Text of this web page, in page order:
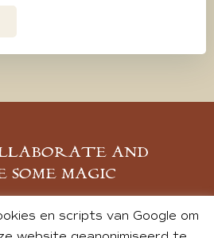
AND
SOME MAGIC
JE AAN
en scripts van Google om